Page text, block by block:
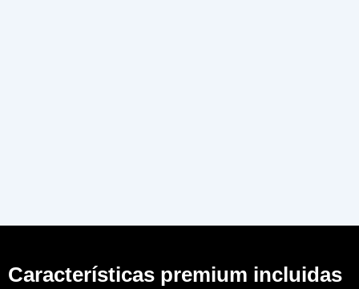
Características premium incluidas